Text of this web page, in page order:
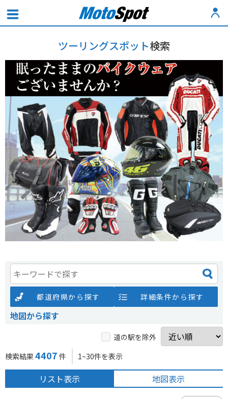
ツーリングスポット検索
都道府県から探す 詳細条件から探す
地図から探す
道の駅を除外
検索結果 4407 件 1~30件を表示
リスト表示 地図表示